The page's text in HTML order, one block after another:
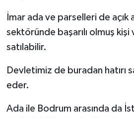
İmar ada ve parselleri de
sektöründe başarılı olmuş kişi
satılabilir.
Devletimiz de buradan hatırı
eder.
Ada ile Bodrum arasında da